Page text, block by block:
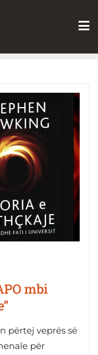
mbi
përtej veprës së
për